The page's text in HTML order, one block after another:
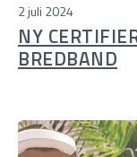
2 juli 2024
NY
BREDBAND